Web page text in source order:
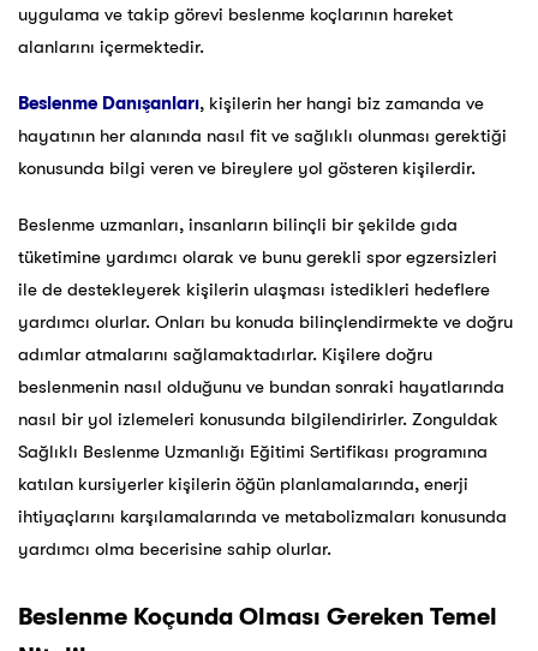
uygulama ve takip görevi beslenme koçlarının hareket
alanlarını içermektedir.
Beslenme Danışanları, kişilerin her hangi biz zamanda ve
hayatının her alanında nasıl fit ve sağlıklı olunması gerektiği
konusunda bilgi veren ve bireylere yol gösteren kişilerdir.
Beslenme uzmanları, insanların bilinçli bir şekilde gıda
tüketimine yardımcı olarak ve bunu gerekli spor egzersizleri
ile de destekleyerek kişilerin ulaşması istedikleri hedeflere
yardımcı olurlar. Onları bu konuda bilinçlendirmekte ve doğru
adımlar atmalarını sağlamaktadırlar. Kişilere doğru
beslenmenin nasıl olduğunu ve bundan sonraki hayatlarında
nasıl bir yol izlemeleri konusunda bilgilendirirler. Zonguldak
Sağlıklı Beslenme Uzmanlığı Eğitimi Sertifikası programına
katılan kursiyerler kişilerin öğün planlamalarında, enerji
ihtiyaçlarını karşılamalarında ve metabolizmaları konusunda
yardımcı olma becerisine sahip olurlar.
Beslenme Koçunda Olması Gereken Temel